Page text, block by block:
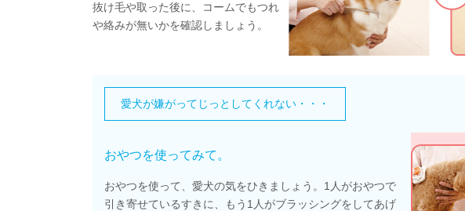
抜け毛や取った後に、コームでもつれ
や絡みが無いかを確認しましょう。
愛犬が嫌がってじっとしてくれない・・・
おやつを使ってみて。
おやつを使って、愛犬の気をひきましょう。1人がおやつで
引き寄せているすきに、もう1人がブラッシングをしてあげ